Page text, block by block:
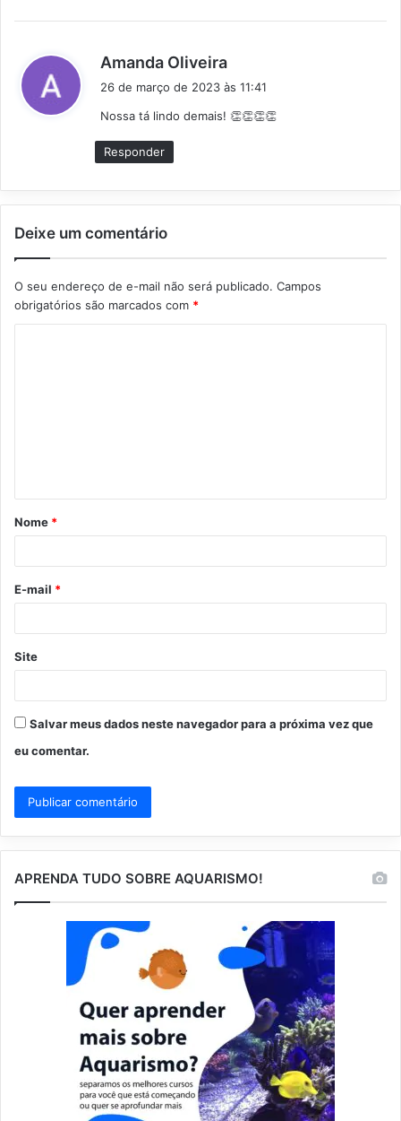
Amanda Oliveira
s
26 de março de 2023 às 11:41
Nossa tá lindo demais! 👏👏👏👏
Responder
Deixe um comentário
O seu endereço de e-mail não será publicado. Campos
obrigatórios são marcados com *
á
r
*
Nome *
E-mail *
Site
Salvar meus dados neste navegador para a próxima vez que
eu comentar.
APRENDA TUDO SOBRE AQUARISMO!